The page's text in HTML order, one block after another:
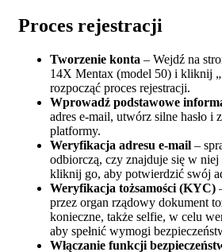
Proces rejestracji
Tworzenie konta – Wejdź na
14X Mentax (model 50) i kliknij
rozpocząć proces rejestracji.
Wprowadź podstawowe
adres e-mail, utwórz silne hasło i
platformy.
Weryfikacja adresu e-mail –
odbiorczą, czy znajduje się w
kliknij go, aby potwierdzić swój
Weryfikacja tożsamości (KYC)
przez organ rządowy dokument
konieczne, także selfie, w celu
aby spełnić wymogi
Włączanie funkcji